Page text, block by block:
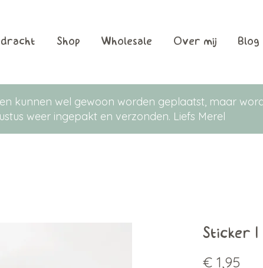
Shop Wholesale Over mij Blog
kunnen wel gewoon worden geplaatst, maar
weer ingepakt en verzonden. Liefs Merel
Sticker
€ 1,95